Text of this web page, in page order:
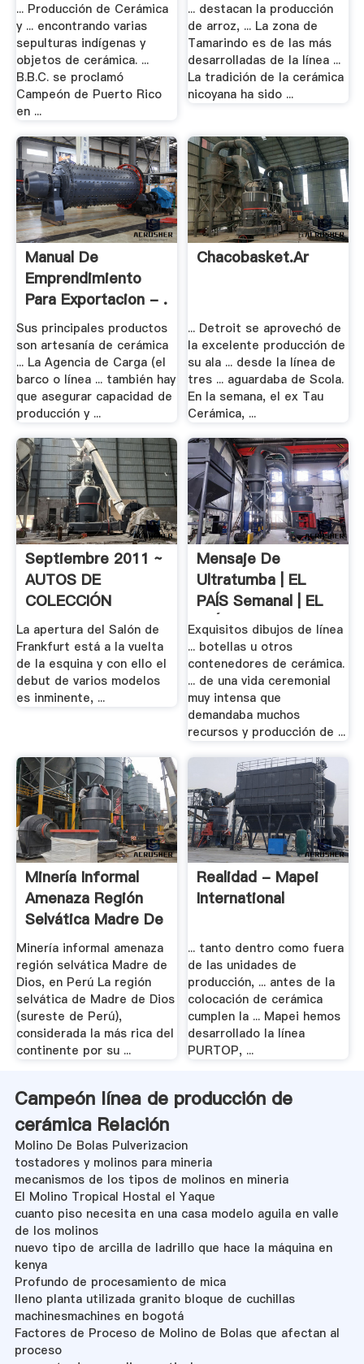
... Producción de Cerámica
y ... encontrando varias
sepulturas indígenas y
objetos de cerámica. ...
B.B.C. se proclamó
Campeón de Puerto Rico
en ...
... destacan la producción
de arroz, ... La zona de
Tamarindo es de las más
desarrolladas de la línea ...
La tradición de la cerámica
nicoyana ha sido ...
Manual De
Emprendimiento
Para Exportacion - .
Sus principales productos
son artesanía de cerámica
... La Agencia de Carga (el
barco o línea ... también hay
que asegurar capacidad de
producción y ...
Chacobasket.ar
... Detroit se aprovechó de
la excelente producción de
su ala ... desde la línea de
tres ... aguardaba de Scola.
En la semana, el ex Tau
Cerámica, ...
Septiembre 2011 ~
AUTOS DE
COLECCIÓN
La apertura del Salón de
Frankfurt está a la vuelta
de la esquina y con ello el
debut de varios modelos
es inminente, ...
Mensaje De
Ultratumba | EL
PAÍS Semanal | EL
PAÍS
Exquisitos dibujos de línea
... botellas u otros
contenedores de cerámica.
... de una vida ceremonial
muy intensa que
demandaba muchos
recursos y producción de ...
Minería Informal
Amenaza Región
Selvática Madre De
Dios, .
Minería informal amenaza
región selvática Madre de
Dios, en Perú La región
selvática de Madre de Dios
(sureste de Perú),
considerada la más rica del
continente por su ...
Realidad - Mapei
International
... tanto dentro como fuera
de las unidades de
producción, ... antes de la
colocación de cerámica
cumplen la ... Mapei hemos
desarrollado la línea
PURTOP, ...
Campeón línea de producción de
cerámica Relación
Molino De Bolas Pulverizacion
tostadores y molinos para mineria
mecanismos de los tipos de molinos en mineria
El Molino Tropical Hostal el Yaque
cuanto piso necesita en una casa modelo aguila en valle
de los molinos
nuevo tipo de arcilla de ladrillo que hace la máquina en
kenya
Profundo de procesamiento de mica
lleno planta utilizada granito bloque de cuchillas
machinesmachines en bogotá
Factores de Proceso de Molino de Bolas que afectan al
proceso